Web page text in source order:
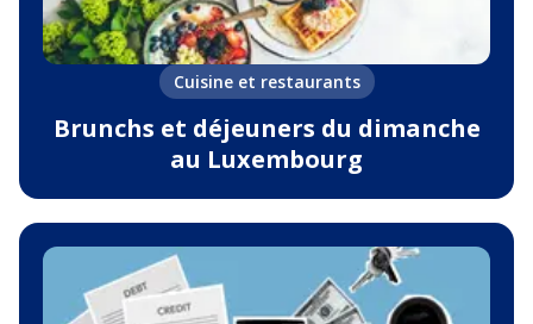
Cuisine et restaurants
Brunchs et déjeuners du dimanche
au Luxembourg